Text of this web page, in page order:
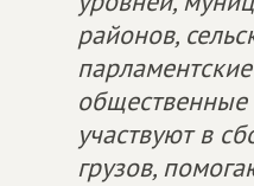
районов,
участвуют в
грузов,